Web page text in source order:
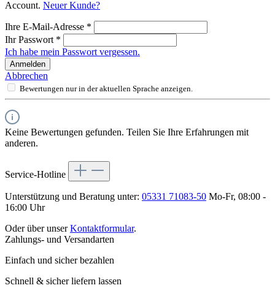
Account. Neuer Kunde?
Ihre E-Mail-Adresse *
Ihr Passwort *
Ich habe mein Passwort vergessen.
Anmelden
Abbrechen
Bewertungen nur in der aktuellen Sprache anzeigen.
Keine Bewertungen gefunden. Teilen Sie Ihre Erfahrungen mit
anderen.
Service-Hotline
Unterstützung und Beratung unter: 05331 71083-50 Mo-Fr, 08:00 -
16:00 Uhr
Oder über unserKontaktformular.
Zahlungs- und Versandarten
Einfach und sicher bezahlen
Schnell & sicher liefern lassen